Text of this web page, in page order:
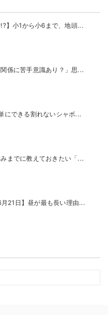
!?】小1から小6まで、地頭...
関係に苦手意識あり？」思...
にできる割れないシャボ...
までに教えておきたい「...
月21日】昼が最も長い理由...